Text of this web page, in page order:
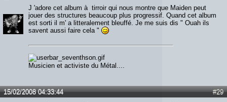
J 'adore cet album à tirroir qui nous montre que Maiden peut
jouer des structures beaucoup plus progressif. Quand cet album
est sorti il m' a litteralement bleuffé. Je me suis dis " Ouah ils
savent aussi faire cela "
Musicien et activiste du Métal....
#29
15/02/2008 04:33:44